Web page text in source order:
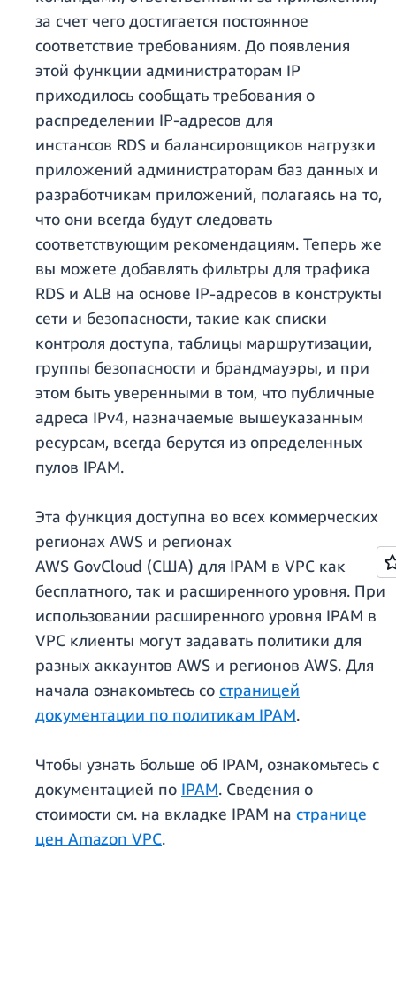
за счет чего достигается постоянное
соответствие требованиям. До появления
этой функции администраторам IP
приходилось сообщать требования о
распределении IP-адресов для
инстансов RDS и балансировщиков нагрузки
приложений администраторам баз данных и
разработчикам приложений, полагаясь на то,
что они всегда будут следовать
соответствующим рекомендациям. Теперь же
вы можете добавлять фильтры для трафика
RDS и ALB на основе IP-адресов в конструкты
сети и безопасности, такие как списки
контроля доступа, таблицы маршрутизации,
группы безопасности и брандмауэры, и при
этом быть уверенными в том, что публичные
адреса IPv4, назначаемые вышеуказанным
ресурсам, всегда берутся из определенных
пулов IPAM.
Эта функция доступна во всех коммерческих
регионах AWS и регионах
AWS GovCloud (США) для IPAM в VPC как
бесплатного, так и расширенного уровня. При
использовании расширенного уровня IPAM в
VPC клиенты могут задавать политики для
разных аккаунтов AWS и регионов AWS. Для
начала ознакомьтесь со страницей
документации по политикам IPAM.
Чтобы узнать больше об IPAM, ознакомьтесь с
документацией по IPAM. Сведения о
стоимости см. на вкладке IPAM на странице
цен Amazon VPC.